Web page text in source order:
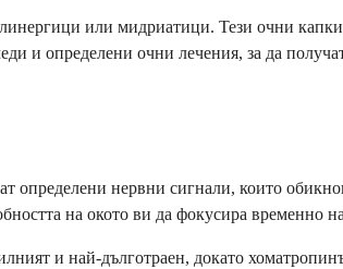
или мидриатици. Тези очни
и определени очни лечения, за да
определени нервни сигнали, които
на окото ви да фокусира временно
и най-дълготраен, докато